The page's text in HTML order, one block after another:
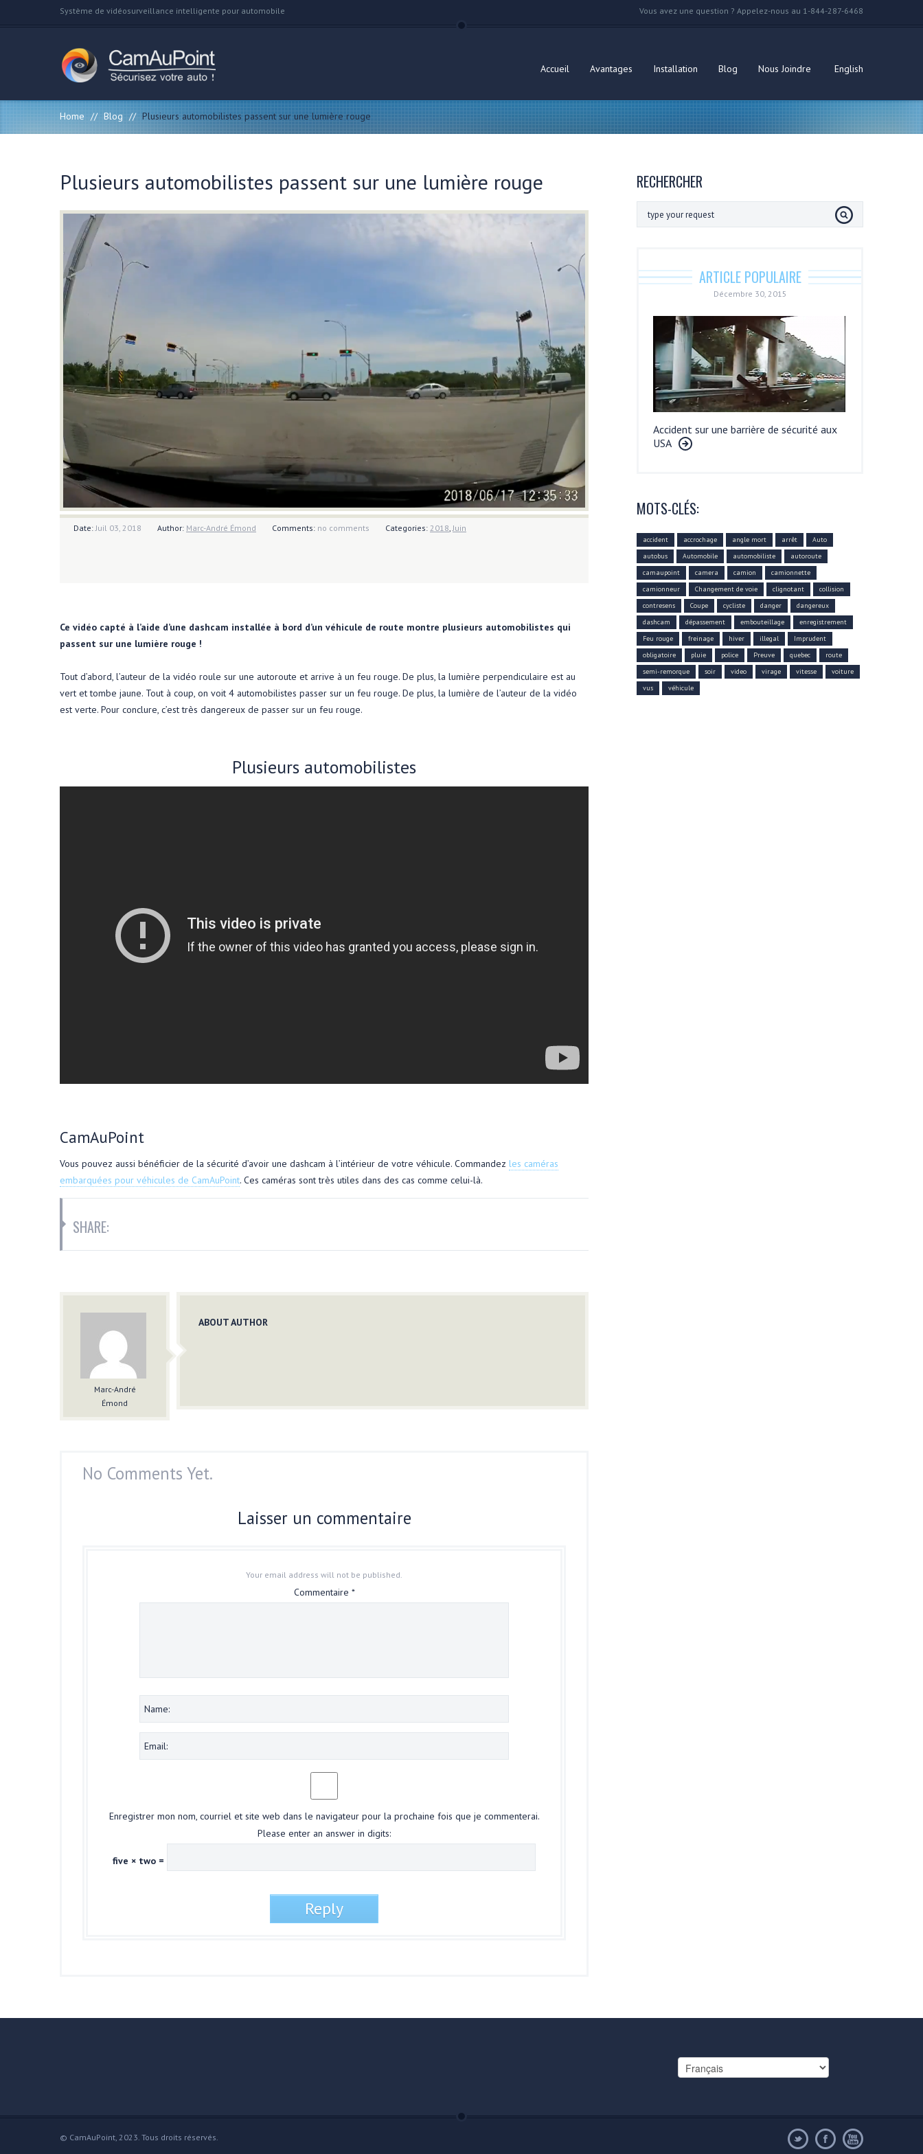
Système de vidéosurveillance intelligente pour automobile Vous avez une question ? Appelez-nous au 1-844-287-6468
Accueil Avantages Installation Blog Nous Joindre English
Home // Blog // Plusieurs automobilistes passent sur une lumière rouge
Plusieurs automobilistes passent sur une lumière rouge
Date: Juil 03, 2018 Author: Marc-André Émond Comments: no comments Categories: 2018 Juin
Ce vidéo capté à l’aide d’une dashcam installée à bord d’un véhicule de route montre plusieurs automobilistes qui
passent sur une lumière rouge !
Tout d’abord, l’auteur de la vidéo roule sur une autoroute et arrive à un feu rouge. De plus, la lumière perpendiculaire est au
vert et tombe jaune. Tout à coup, on voit 4 automobilistes passer sur un feu rouge. De plus, la lumière de l’auteur de la vidéo
est verte. Pour conclure, c’est très dangereux de passer sur un feu rouge.
Plusieurs automobilistes
CamAuPoint
Vous pouvez aussi bénéficier de la sécurité d’avoir une dashcam à l’intérieur de votre véhicule. Commandez les caméras
embarquées pour véhicules de CamAuPoint. Ces caméras sont très utiles dans des cas comme celui-là.
SHARE:
Marc-André
Émond
ABOUT AUTHOR
No Comments Yet.
Laisser un commentaire
Your email address will not be published.
Commentaire *
Enregistrer mon nom, courriel et site web dans le navigateur pour la prochaine fois que je commenterai.
Please enter an answer in digits:
five × two =
RECHERCHER
ARTICLE POPULAIRE
Décembre 30, 2015
Accident sur une barrière de sécurité aux
USA
MOTS-CLÉS:
accident accrochage angle mort arrêt
Auto
autobus
Automobile automobiliste
autoroute
camaupoint
camera camion
camionnette
camionneur
Changement de voie clignotant
collision
contresens
Coupe cycliste danger
dangereux
dashcam
dépassement embouteillage
enregistrement
Feu rouge
freinage hiver illegal
Imprudent
obligatoire
pluie police Preuve quebec
route
semi-remorque
soir video virage vitesse
voiture
vus
véhicule
Choisir
une
© CamAuPoint, 2023. Tous droits réservés.